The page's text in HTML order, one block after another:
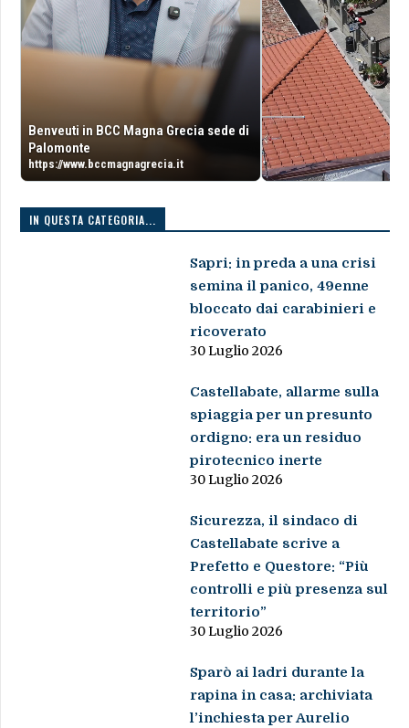
Benveuti in BCC Magna Grecia sede di
Palomonte
https://www.bccmagnagrecia.it
IN QUESTA CATEGORIA...
Sapri: in preda a una crisi
semina il panico, 49enne
bloccato dai carabinieri e
ricoverato
30 Luglio 2026
Castellabate, allarme sulla
spiaggia per un presunto
ordigno: era un residuo
pirotecnico inerte
30 Luglio 2026
Sicurezza, il sindaco di
Castellabate scrive a
Prefetto e Questore: “Più
controlli e più presenza sul
territorio”
30 Luglio 2026
Sparò ai ladri durante la
rapina in casa: archiviata
l’inchiesta per Aurelio